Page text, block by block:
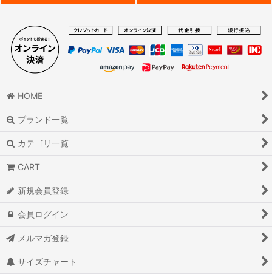
HOME
ブランド一覧
カテゴリ一覧
CART
新規会員登録
会員ログイン
メルマガ登録
サイズチャート